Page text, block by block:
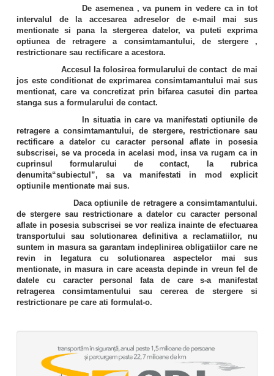
De asemenea , va punem in vedere ca in tot
intervalul de la accesarea adreselor de e-mail mai sus
mentionate si pana la stergerea datelor, va puteti exprima
optiunea de retragere a consimtamantului, de stergere ,
restrictionare sau rectificare a acestora.
Accesul la folosirea formularului de contact de mai
jos este conditionat de exprimarea consimtamantului mai sus
mentionat, care va concretizat prin bifarea casutei din partea
stanga sus a formularului de contact.
In situatia in care va manifestati optiunile de
retragere a consimtamantului, de stergere, restrictionare sau
rectificare a datelor cu caracter personal aflate in posesia
subscrisei, se va proceda in acelasi mod, insa va rugam ca in
cuprinsul formularului de contact, la rubrica
denumita“subiectul”, sa va manifestati in mod explicit
optiunile mentionate mai sus.
Daca optiunile de retragere a consimtamantului.
de stergere sau restrictionare a datelor cu caracter personal
aflate in posesia subscrisei se vor realiza inainte de efectuarea
transportului sau solutionarea definitiva a reclamatiilor, nu
suntem in masura sa garantam indeplinirea obligatiilor care ne
revin in legatura cu solutionarea aspectelor mai sus
mentionate, in masura in care aceasta depinde in vreun fel de
datele cu caracter personal fata de care s-a manifestat
retragerea consimtamentului sau cererea de stergere si
restrictionare pe care ati formulat-o.